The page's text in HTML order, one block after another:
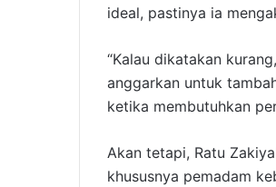
ideal, pastinya ia
“Kalau dikatakan
anggarkan untuk
ketika membutuhkan
Akan tetapi, Ratu
khususnya pemadam